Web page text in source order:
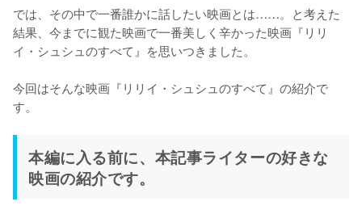
では、その中で一番誰かに話したい映画とは……。と考えた
結果、今までに観た映画で一番美しく辛かった映画『リリ
イ・シュシュのすべて』を思いつきました。
今回はそんな映画『リリイ・シュシュのすべて』の紹介で
す。
本編に入る前に、本記事ライターの好きな
映画の紹介です。